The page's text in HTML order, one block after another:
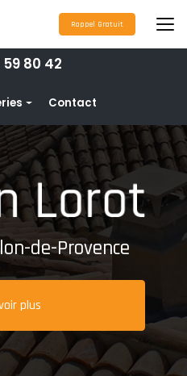
59 80 42
toiture
de façade
toiture
de gouttières
Contact
Rappel Gratuit
de-Provence
plus